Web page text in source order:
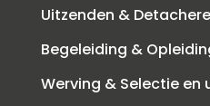
Uitzenden &
Begeleiding &
Werving & Selectie en